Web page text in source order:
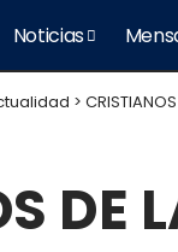
Noticias
>
DE